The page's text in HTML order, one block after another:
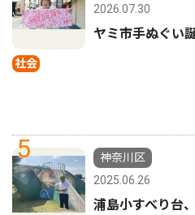
社会
2026.07.30
ヤミ市手ぬぐい
5
神奈川区
2025.06.26
浦島小すべり台